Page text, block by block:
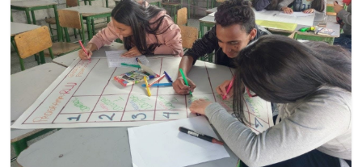
periodismo
digital
del
Politécnico
Grancolombiano